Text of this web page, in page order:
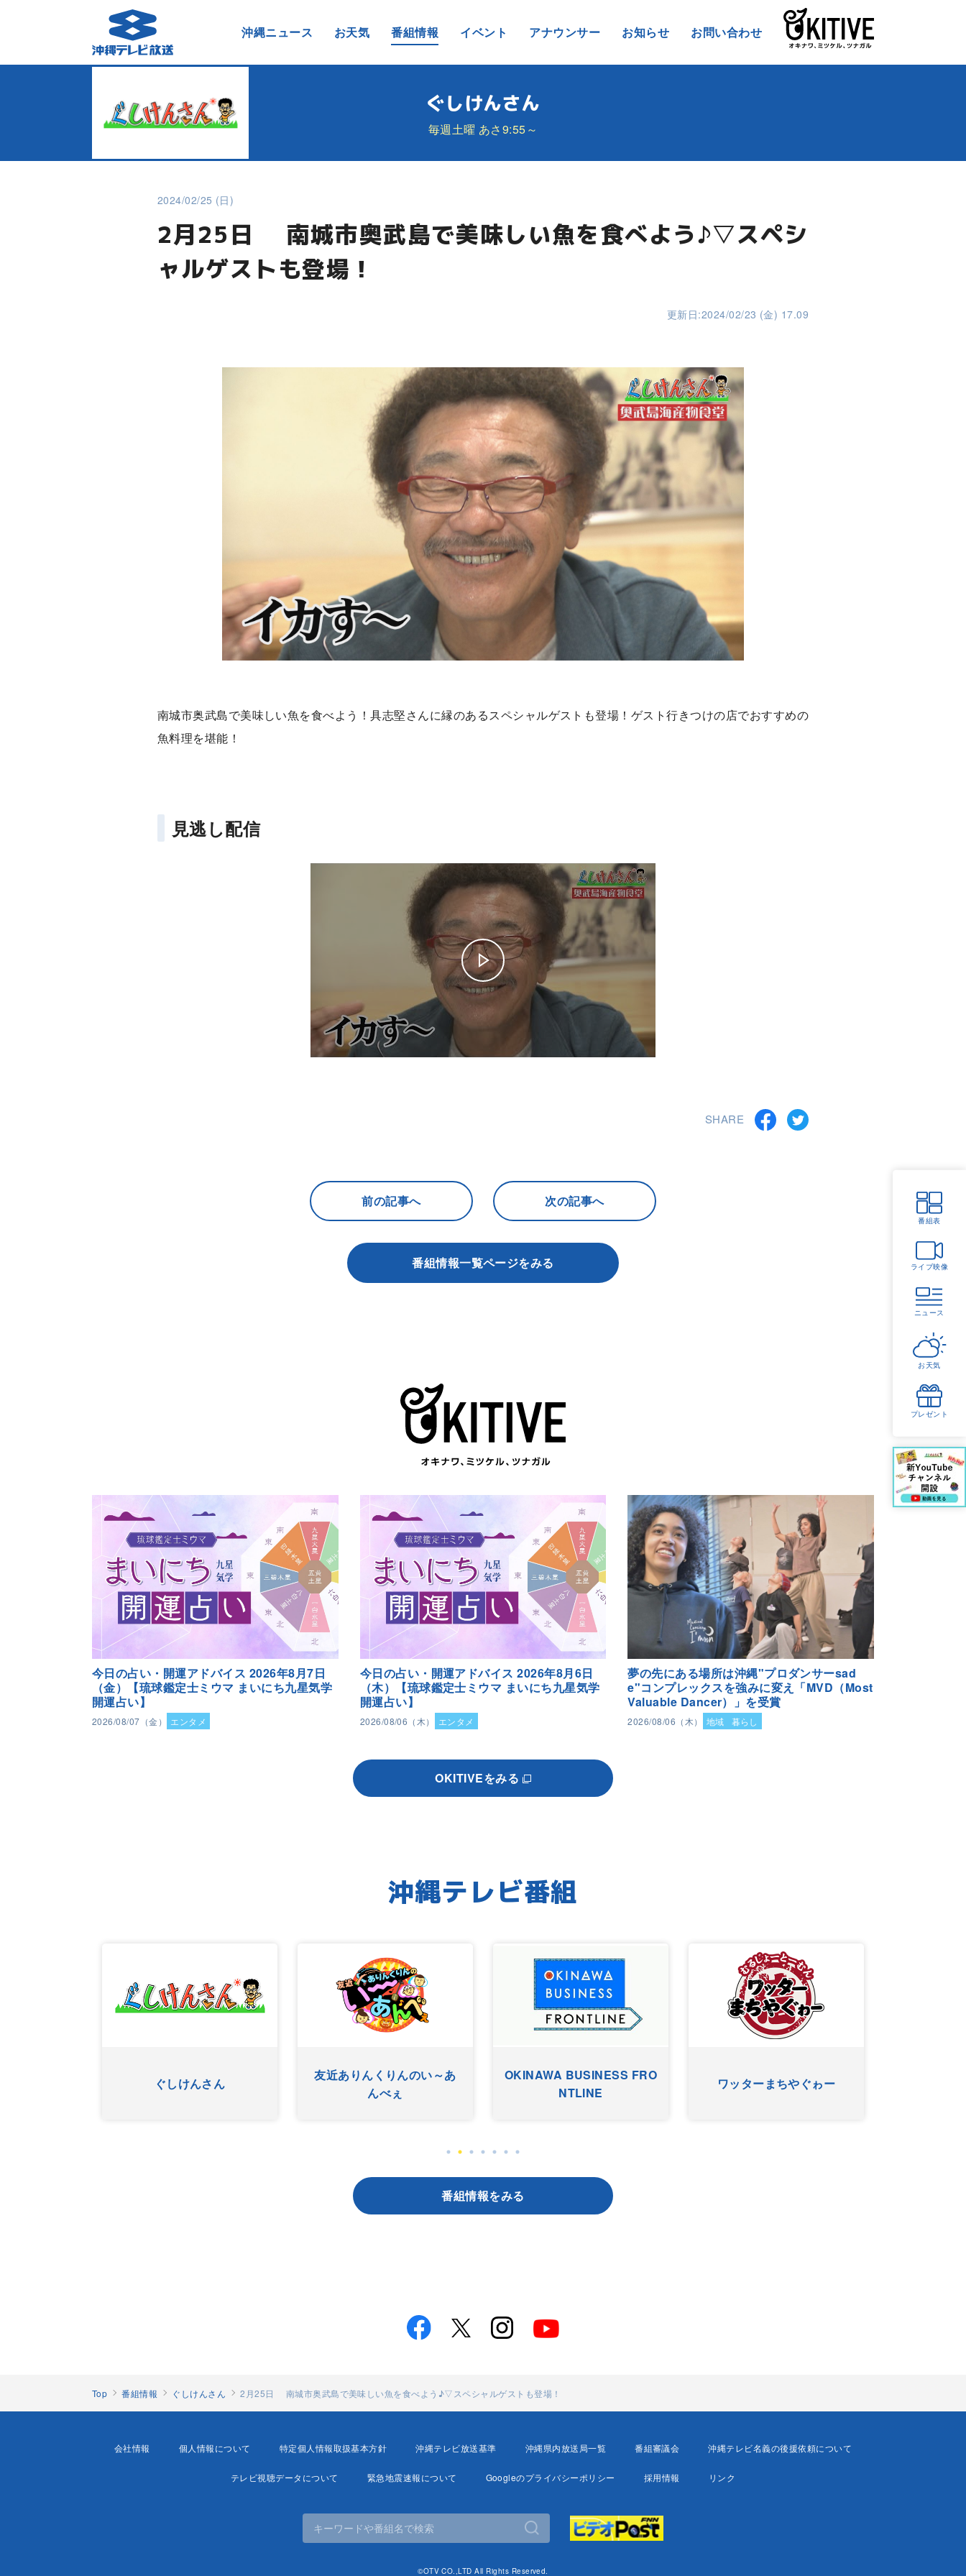
沖縄ニュース お天気 番組情報 イベント アナウンサー お知らせ お問い合わせ
番組表
ライブ映像
ニュース
お天気
プレゼント
ぐしけんさん
毎週土曜 あさ9:55～
2024/02/25 (日)
2月25日 南城市奥武島で美味しい魚を食べよう♪▽スペシ
ャルゲストも登場！
更新日:2024/02/23 (金) 17.09
南城市奥武島で美味しい魚を食べよう！具志堅さんに縁のあるスペシャルゲストも登場！ゲスト行きつけの店でおすすめの
魚料理を堪能！
見逃し配信
SHARE
前の記事へ 次の記事へ
番組情報一覧ページをみる
今日の占い・開運アドバイス 2026年8月7日
（金）【琉球鑑定士ミウマ まいにち九星気学
開運占い】
2026/08/07（金） エンタメ
今日の占い・開運アドバイス 2026年8月6日
（木）【琉球鑑定士ミウマ まいにち九星気学
開運占い】
2026/08/06（木） エンタメ
夢の先にある場所は沖縄"プロダンサーsad
e"コンプレックスを強みに変え「MVD（Most
Valuable Dancer）」を受賞
2026/08/06（木） 地域 暮らし
OKITIVEをみる
沖縄テレビ番組
ぐしけんさん
友近ありんくりんのい～あ
んべぇ
OKINAWA BUSINESS FRO
NTLINE
ワッターまちやぐゎー
番組情報をみる
Top 番組情報 ぐしけんさん 2月25日 南城市奥武島で美味しい魚を食べよう♪▽スペシャルゲストも登場！
会社情報 個人情報について 特定個人情報取扱基本方針 沖縄テレビ放送基準 沖縄県内放送局一覧 番組審議会 沖縄テレビ名義の後援依頼について
テレビ視聴データについて 緊急地震速報について Googleのプライバシーポリシー 採用情報 リンク
©OTV CO.,LTD All Rights Reserved.